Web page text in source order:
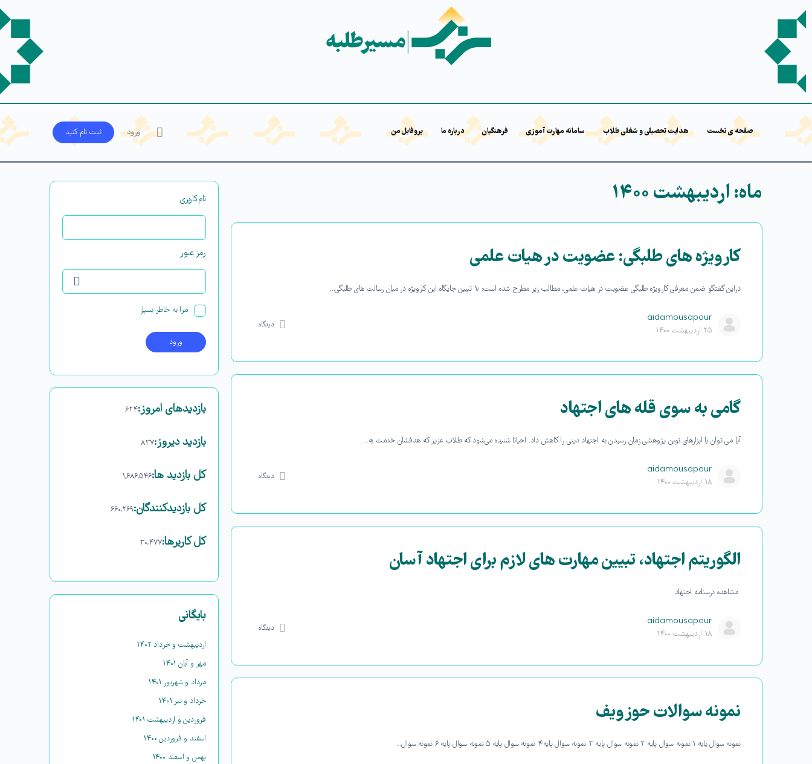
صفحه ی نخست هدایت تحصیلی و شغلی طلاب سامانه مهارت آموزی فرهنگیان درباره ما پروفایل من ورود ثبت‌ نام کنید
ماه:اردیبهشت ۱۴۰۰
کارویژه های طلبگی: عضویت در هیات علمی
دراین گفتگو ضمن معرفی کارویژه طلبگی عضویت در هیات علمی، مطالب زیر مطرح شده است: ۱٫ تبیین جایگاه این کارویژه در میان رسالت های طلبگی…
aidamousapour
۲۵ اردیبهشت ۱۴۰۰
دیدگاه
گامی به سوی قله های اجتهاد
آیا می توان با ابزارهای نوین پژوهشی زمان رسیدن به اجتهاد دینی را کاهش داد. احیانا شنیده می‌شود که طلاب عزیز که هدفشان خدمت به…
aidamousapour
۱۸ اردیبهشت ۱۴۰۰
دیدگاه
الگوریتم اجتهاد، تبیین مهارت های لازم برای اجتهاد آسان
مشاهده درسنامه اجتهاد
aidamousapour
۱۸ اردیبهشت ۱۴۰۰
دیدگاه
نمونه سوالات حوزویف
نمونه سوال پایه ۱ نمونه سوال پایه ۲ نمونه سوال پایه ۳ نمونه سوال پایه ۴ نمونه سوال پایه ۵ نمونه سوال پایه ۶ نمونه سوال…
نام‌کاربری
رمز عبور
مرا به خاطر بسپار
بازدیدهای امروز:۶۲۴
بازدید دیروز:۸۳۷
کل بازدید ها:۱,۶۸۶,۵۴۶
کل بازدیدکنند‌گان:۶۶۰,۲۶۹
کل کاربرها:۳۰,۴۷۷
بایگانی
اردیبهشت و خرداد ۱۴۰۲
مهر و آبان ۱۴۰۱
مرداد و شهریور ۱۴۰۱
خرداد و تیر ۱۴۰۱
فروردین و اردیبهشت ۱۴۰۱
اسفند و فروردین ۱۴۰۰
بهمن و اسفند ۱۴۰۰